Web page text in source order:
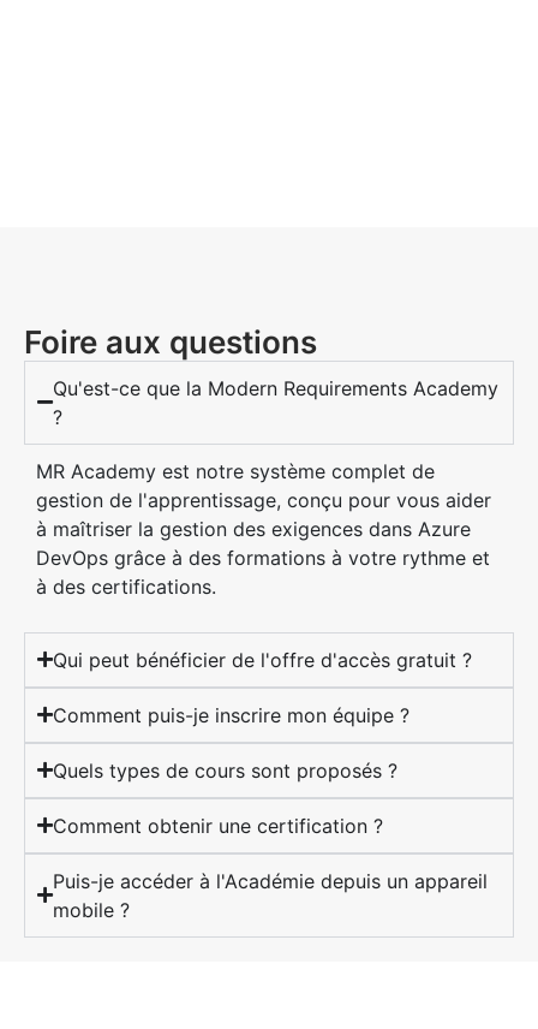
Foire aux questions
Qu'est-ce que la Modern Requirements Academy
?
MR Academy est notre système complet de
gestion de l'apprentissage, conçu pour vous aider
à maîtriser la gestion des exigences dans Azure
DevOps grâce à des formations à votre rythme et
à des certifications.
Qui peut bénéficier de l'offre d'accès gratuit ?
Comment puis-je inscrire mon équipe ?
Quels types de cours sont proposés ?
Comment obtenir une certification ?
Puis-je accéder à l'Académie depuis un appareil
mobile ?